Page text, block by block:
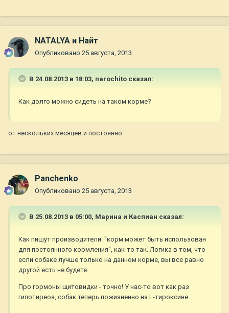
NATALYA и Найт
Опубликовано 25 августа, 2013
В 24.08.2013 в 18:03, narochito сказал:
Как долго можно сидеть на таком корме?
от нескольких месяцев и постоянно
Panchenko
Опубликовано 25 августа, 2013
В 25.08.2013 в 05:00, Марина и Каспиан сказал:
Как пишут производители: "корм может быть использован
для постоянного кормления", как-то так. Логика в том, что
если собаке лучше только на данном корме, вы все равно
другой есть не будете.
Про гормоны щитовидки - точно! У нас-то вот как раз
гипотиреоз, собак теперь пожизненно на L-тироксине.